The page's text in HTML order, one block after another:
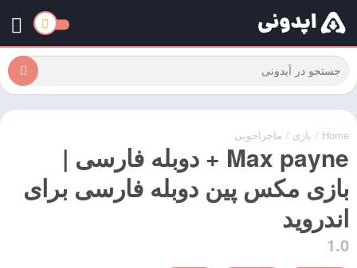
Home
/ بازی / ماجراجویی
Max payne + دوبله فارسی |
بازی مکس پین دوبله فارسی برای
اندروید
1.0